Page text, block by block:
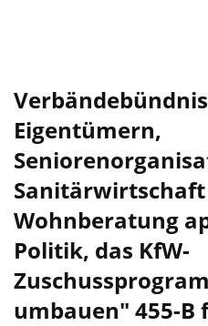
Eigentümern,
Wohnberatung
Politik, das KfW-
umbauen" 455-